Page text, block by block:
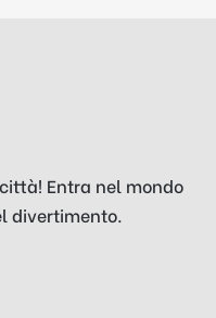
Entra nel mondo
divertimento.